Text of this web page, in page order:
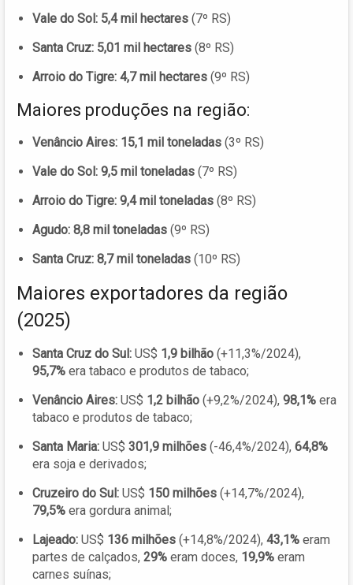
Vale do Sol: 5,4 mil hectares (7º RS)
Santa Cruz: 5,01 mil hectares (8º RS)
Arroio do Tigre: 4,7 mil hectares (9º RS)
Maiores produções na região:
Venâncio Aires: 15,1 mil toneladas (3º RS)
Vale do Sol: 9,5 mil toneladas (7º RS)
Arroio do Tigre: 9,4 mil toneladas (8º RS)
Agudo: 8,8 mil toneladas (9º RS)
Santa Cruz: 8,7 mil toneladas (10º RS)
Maiores exportadores da região
(2025)
Santa Cruz do Sul: US$ 1,9 bilhão (+11,3%/2024),
95,7% era tabaco e produtos de tabaco;
Venâncio Aires: US$ 1,2 bilhão (+9,2%/2024), 98,1% era
tabaco e produtos de tabaco;
Santa Maria: US$ 301,9 milhões (-46,4%/2024), 64,8%
era soja e derivados;
Cruzeiro do Sul: US$ 150 milhões (+14,7%/2024),
79,5% era gordura animal;
Lajeado: US$ 136 milhões (+14,8%/2024), 43,1% eram
partes de calçados, 29% eram doces, 19,9% eram
carnes suínas;